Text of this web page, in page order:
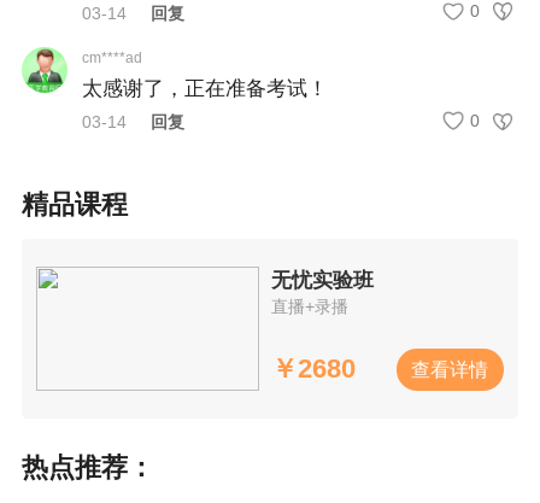
03-14 回复 0
cm****ad
太感谢了，正在准备考试！
03-14 回复 0
精品课程
无忧实验班
直播+录播
￥2680 查看详情
热点推荐：